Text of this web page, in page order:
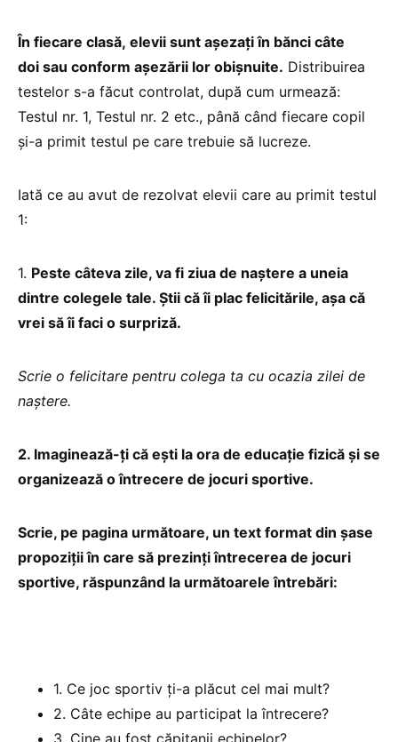
În fiecare clasă, elevii sunt așezați în bănci câte
doi sau conform așezării lor obișnuite. Distribuirea
testelor s-a făcut controlat, după cum urmează:
Testul nr. 1, Testul nr. 2 etc., până când fiecare copil
și-a primit testul pe care trebuie să lucreze.
Iată ce au avut de rezolvat elevii care au primit testul
1:
1. Peste câteva zile, va fi ziua de naştere a uneia
dintre colegele tale. Știi că îi plac felicitările, așa că
vrei să îi faci o surpriză.
Scrie o felicitare pentru colega ta cu ocazia zilei de
naştere.
2. Imaginează-ți că ești la ora de educație fizică și se
organizează o întrecere de jocuri sportive.
Scrie, pe pagina următoare, un text format din şase
propoziţii în care să prezinți întrecerea de jocuri
sportive, răspunzând la următoarele întrebări:
1. Ce joc sportiv ți-a plăcut cel mai mult?
2. Câte echipe au participat la întrecere?
3. Cine au fost căpitanii echipelor?